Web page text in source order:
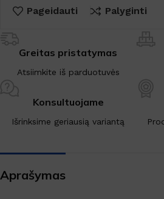
Pageidauti Palyginti
Greitas pristatymas
Atsiimkite iš parduotuvės
Konsultuojame
Išrinksime geriausią variantą
Aprašymas